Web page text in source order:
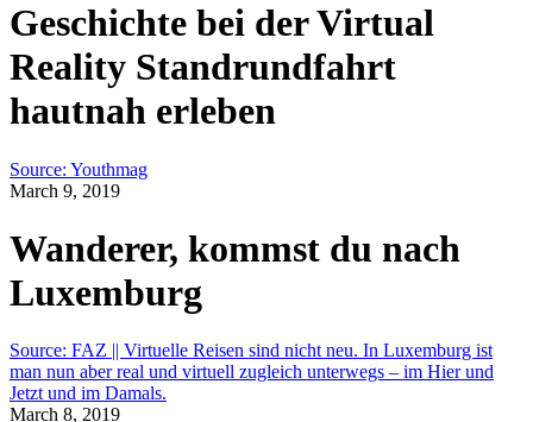
Geschichte bei der Virtual
Reality Standrundfahrt
hautnah erleben
Source: Youthmag
March 9, 2019
Wanderer, kommst du nach
Luxemburg
Source: FAZ || Virtuelle Reisen sind nicht neu. In Luxemburg ist
man nun aber real und virtuell zugleich unterwegs – im Hier und
Jetzt und im Damals.
March 8, 2019